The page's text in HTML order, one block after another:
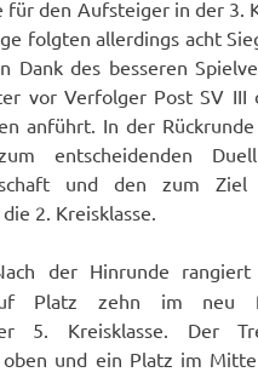
den Aufsteiger in der 3.
folgten allerdings acht
Dank des besseren
vor Verfolger Post SV III
anführt. In der
entscheidenden
und den zum Ziel
2. Kreisklasse.
der Hinrunde rangiert
Platz zehn im neu
5. Kreisklasse. Der
oben und ein Platz im